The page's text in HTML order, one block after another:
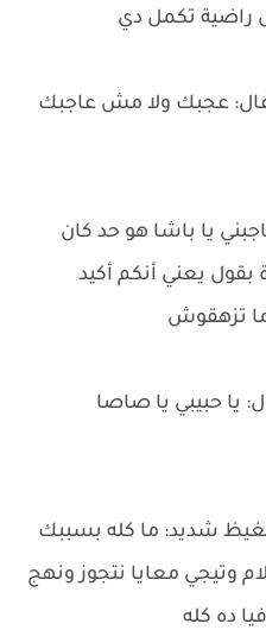
راضية تكمل دي
عجبك ولا مش عاجبك
يا باشا هو حد كان
يعني أنكم أكيد
ما تزهقوش
يا حبيبي يا صاصا
شديد: ما كله بسببك
وتيجي معايا نتجوز ونهج
ده كله